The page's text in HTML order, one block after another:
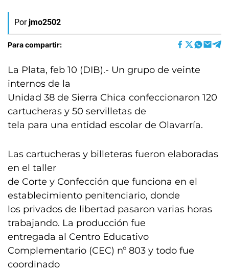
Por jmo2502
Para compartir:
La Plata, feb 10 (DIB).- Un grupo de veinte
internos de la
Unidad 38 de Sierra Chica confeccionaron 120
cartucheras y 50 servilletas de
tela para una entidad escolar de Olavarría.
Las cartucheras y billeteras fueron elaboradas
en el taller
de Corte y Confección que funciona en el
establecimiento penitenciario, donde
los privados de libertad pasaron varias horas
trabajando. La producción fue
entregada al Centro Educativo
Complementario (CEC) nº 803 y todo fue
coordinado